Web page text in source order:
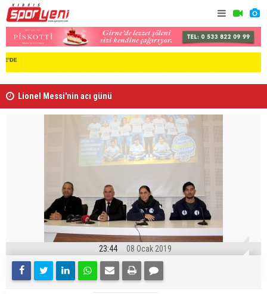
Lionel Messi'nin acı günü
23:44 08 Ocak 2019